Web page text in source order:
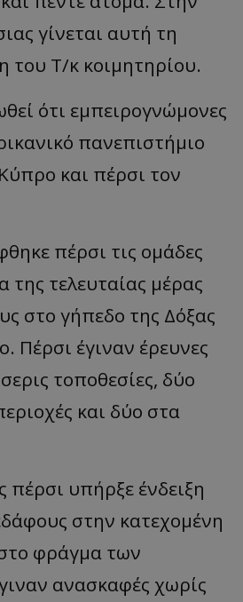
γίνεται αυτή τη
του Τ/κ κοιμητηρίου.
ότι εμπειρογνώμονες
πανεπιστήμιο
και πέρσι τον
πέρσι τις ομάδες
της τελευταίας μέρας
στο γήπεδο της Δόξας
Πέρσι έγιναν έρευνες
τοποθεσίες, δύο
και δύο στα
πέρσι υπήρξε ένδειξη
στην κατεχομένη
φράγμα των
ανασκαφές χωρίς